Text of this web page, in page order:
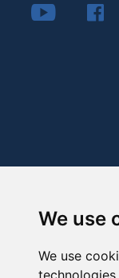
We use
We use